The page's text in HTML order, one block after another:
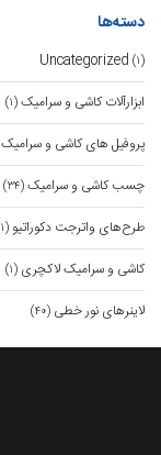
دسته‌ها
Uncategorized (۱)
ابزارآلات کاشی و سرامیک(۱)
پروفیل های کاشی و سرامیک
چسب کاشی و سرامیک(۳۴)
طرح‌های واترجت دکوراتیو (۱)
کاشی و سرامیک لاکچری (۱)
لاینرهای نور خطی (۴۰)